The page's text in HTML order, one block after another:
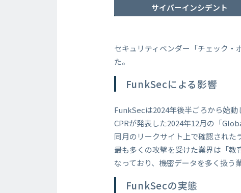
サイバーインシデント
セキュリティベンダー「チェック
た。
FunkSecによる影響
FunkSecは2024年後半ごろから始動
CPRが発表した2024年12月の「
同月のリークサイト上で確認された
最も多くの攻撃を受けた業界は「
なっており、機密データを多く扱う
FunkSecの実態